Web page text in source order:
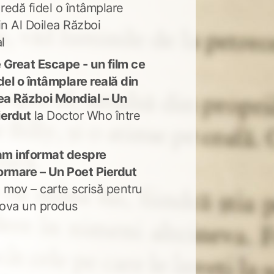
fidel o întâmplare
Al Doilea Război
Great Escape - un film ce
o întâmplare reală din
Război Mondial – Un
la Doctor Who între
informat despre
– Un Poet Pierdut
mov – carte scrisă pentru
un produs